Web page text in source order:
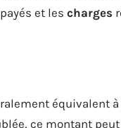
et les charges
équivalent
ce montant